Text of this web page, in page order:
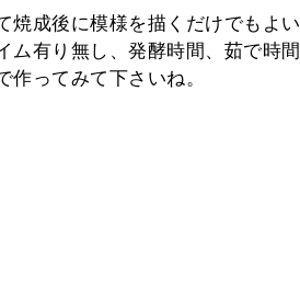
焼成後に模様を描くだけでもよい
ム有り無し、発酵時間、茹で時間
ってみて下さいね。